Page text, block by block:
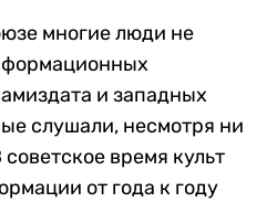
многие люди не
и западных
слушали, несмотря ни
время культ
от года к году